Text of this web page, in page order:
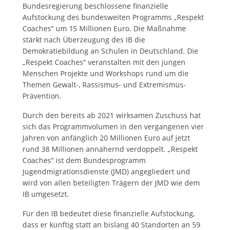
Bundesregierung beschlossene finanzielle
Aufstockung des bundesweiten Programms „Respekt
Coaches“ um 15 Millionen Euro. Die Maßnahme
stärkt nach Überzeugung des IB die
Demokratiebildung an Schulen in Deutschland. Die
„Respekt Coaches“ veranstalten mit den jungen
Menschen Projekte und Workshops rund um die
Themen Gewalt-, Rassismus- und Extremismus-
Prävention.
Durch den bereits ab 2021 wirksamen Zuschuss hat
sich das Programmvolumen in den vergangenen vier
Jahren von anfänglich 20 Millionen Euro auf jetzt
rund 38 Millionen annähernd verdoppelt. „Respekt
Coaches“ ist dem Bundesprogramm
Jugendmigrationsdienste (JMD) angegliedert und
wird von allen beteiligten Trägern der JMD wie dem
IB umgesetzt.
Für den IB bedeutet diese finanzielle Aufstockung,
dass er künftig statt an bislang 40 Standorten an 59